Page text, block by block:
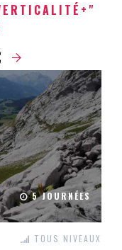
5 JOURNÉES
TOUS NIVEAUX